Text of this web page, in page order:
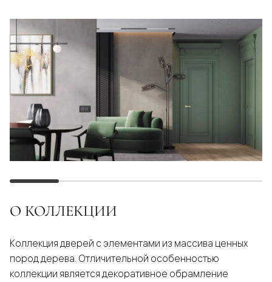
О КОЛЛЕКЦИИ
Коллекция дверей с элементами из массива ценных
пород дерева. Отличительной особенностью
коллекции является декоративное обрамление